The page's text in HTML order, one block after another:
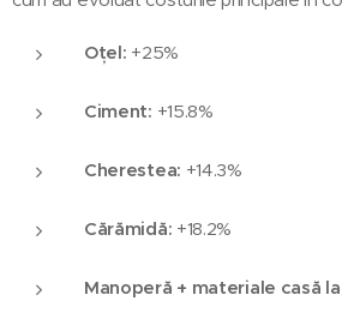
Oțel: +25%
Ciment: +15.8%
Cherestea: +14.3%
Cărămidă: +18.2%
Manoperă + materiale casă